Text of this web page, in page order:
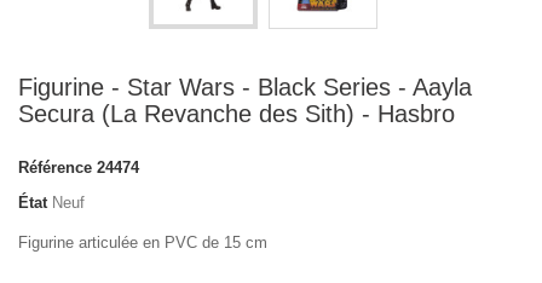
Figurine - Star Wars - Black Series - Aayla
Secura (La Revanche des Sith) - Hasbro
Référence 24474
État Neuf
Figurine articulée en PVC de 15 cm